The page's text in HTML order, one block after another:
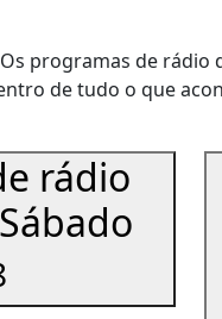
Os programas de rádio
de tudo o que
rádio